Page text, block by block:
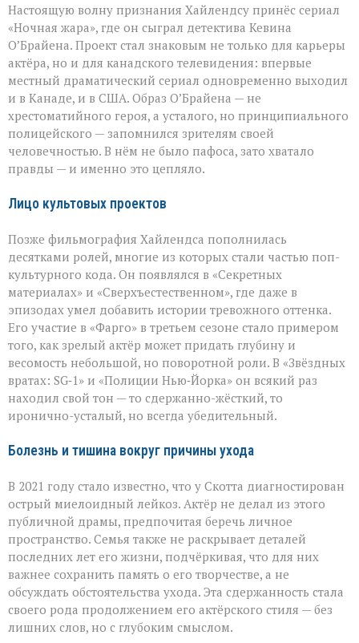
Настоящую волну признания Хайлендсу принёс сериал
«Ночная жара», где он сыграл детектива Кевина
О’Брайена. Проект стал знаковым не только для карьеры
актёра, но и для канадского телевидения: впервые
местный драматический сериал одновременно выходил
и в Канаде, и в США. Образ О’Брайена — не
хрестоматийного героя, а усталого, но принципиального
полицейского — запомнился зрителям своей
человечностью. В нём не было пафоса, зато хватало
правды — и именно это цепляло.
Лицо культовых проектов
Позже фильмография Хайлендса пополнилась
десятками ролей, многие из которых стали частью поп-
культурного кода. Он появлялся в «Секретных
материалах» и «Сверхъестественном», где даже в
эпизодах умел добавить истории тревожного оттенка.
Его участие в «Фарго» в третьем сезоне стало примером
того, как зрелый актёр может придать глубину и
весомость небольшой, но поворотной роли. В «Звёздных
вратах: SG‑1» и «Полиции Нью‑Йорка» он всякий раз
находил свой тон — то сдержанно-жёсткий, то
иронично-усталый, но всегда убедительный.
Болезнь и тишина вокруг причины ухода
В 2021 году стало известно, что у Скотта диагностирован
острый миелоидный лейкоз. Актёр не делал из этого
публичной драмы, предпочитая беречь личное
пространство. Семья также не раскрывает деталей
последних лет его жизни, подчёркивая, что для них
важнее сохранить память о его творчестве, а не
обсуждать обстоятельства ухода. Эта сдержанность стала
своего рода продолжением его актёрского стиля — без
лишних слов, но с глубоким смыслом.